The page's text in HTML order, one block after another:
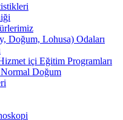
Doğum, Lohusa) Odaları
içi Eğitim Programları
Doğum